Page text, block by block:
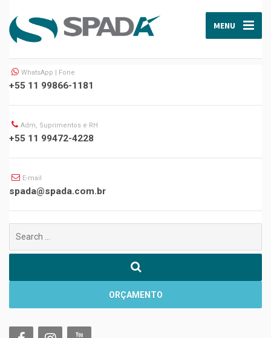
MENU
WhatsApp | Fone
+55 11 99866-1181
Adm, Suprimentos e RH
+55 11 99472-4228
E-mail
spada@spada.com.br
por:
ORÇAMENTO